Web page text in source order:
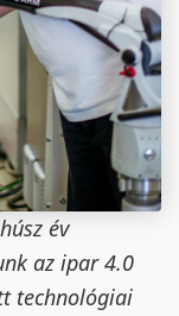
év
az ipar 4.0
technológiai